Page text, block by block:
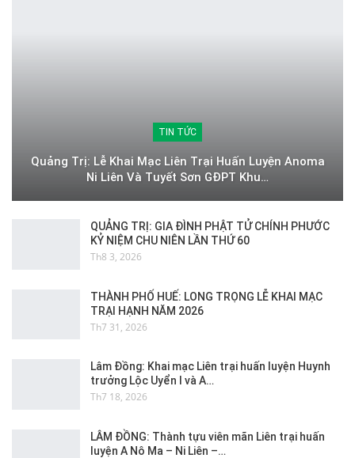
TIN TỨC
Quảng Trị: Lễ Khai Mạc Liên Trại Huấn Luyện Anoma
Ni Liên Và Tuyết Sơn GĐPT Khu…
QUẢNG TRỊ: GIA ĐÌNH PHẬT TỬ CHÍNH PHƯỚC
KỶ NIỆM CHU NIÊN LẦN THỨ 60
Th8 3, 2026
THÀNH PHỐ HUẾ: LONG TRỌNG LỄ KHAI MẠC
TRẠI HẠNH NĂM 2026
Th7 31, 2026
Lâm Đồng: Khai mạc Liên trại huấn luyện Huynh
trưởng Lộc Uyển I và A…
Th7 18, 2026
LÂM ĐỒNG: Thành tựu viên mãn Liên trại huấn
luyện A Nô Ma – Ni Liên –…